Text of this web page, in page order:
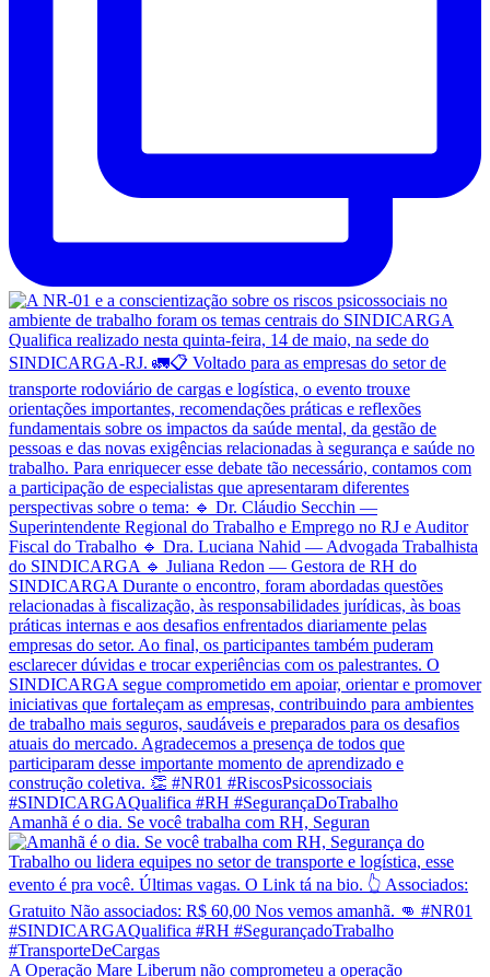
Amanhã é o dia. Se você trabalha com RH, Seguran
A Operação Mare Liberum não comprometeu a operação